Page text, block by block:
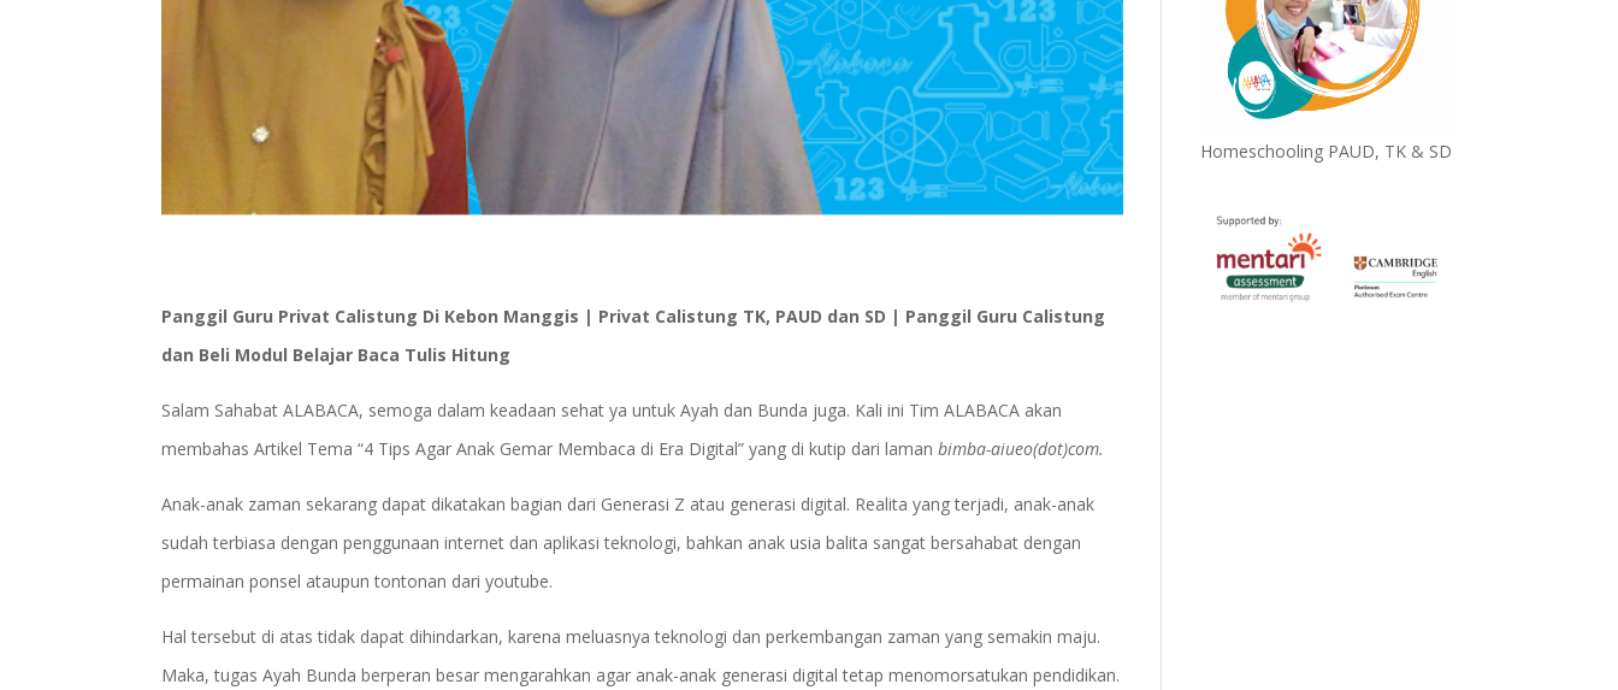
Panggil Guru Privat Calistung Di Kebon Manggis | Privat Calistung TK, PAUD dan SD | Panggil Guru Calistung
dan Beli Modul Belajar Baca Tulis Hitung
Salam Sahabat ALABACA, semoga dalam keadaan sehat ya untuk Ayah dan Bunda juga. Kali ini Tim ALABACA akan
membahas Artikel Tema “4 Tips Agar Anak Gemar Membaca di Era Digital” yang di kutip dari lamanbimba-aiueo(dot)com.
Anak-anak zaman sekarang dapat dikatakan bagian dari Generasi Z atau generasi digital. Realita yang terjadi, anak-anak
sudah terbiasa dengan penggunaan internet dan aplikasi teknologi, bahkan anak usia balita sangat bersahabat dengan
permainan ponsel ataupun tontonan dari youtube.
Hal tersebut di atas tidak dapat dihindarkan, karena meluasnya teknologi dan perkembangan zaman yang semakin maju.
Maka, tugas Ayah Bunda berperan besar mengarahkan agar anak-anak generasi digital tetap menomorsatukan pendidikan.
Homeschooling PAUD, TK & SD